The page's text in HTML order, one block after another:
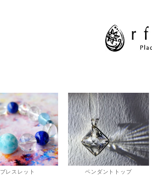
ブレスレット ペンダントトップ